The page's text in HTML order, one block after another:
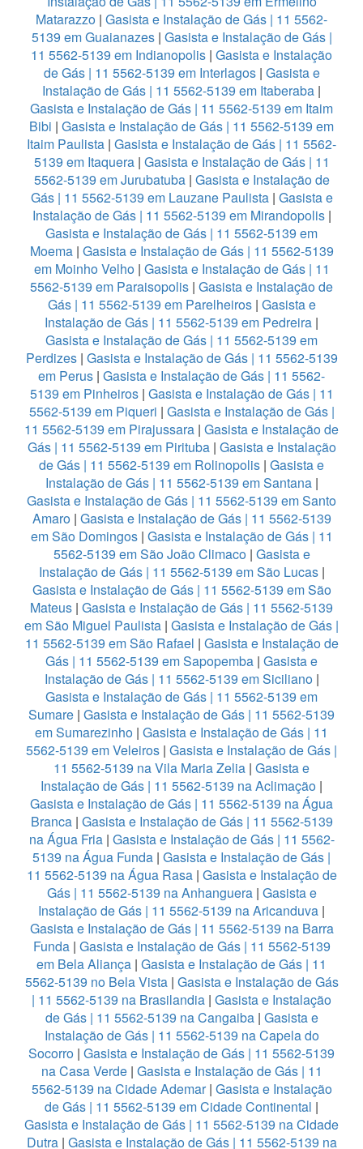
Matarazzo | Gasista e Instalação de Gás | 11 5562-
5139 em Guaianazes| Gasista e Instalação de Gás |
11 5562-5139 em Indianopolis | Gasista e Instalação
de Gás | 11 5562-5139 em Interlagos| Gasista e
Instalação de Gás | 11 5562-5139 em Itaberaba |
Gasista e Instalação de Gás | 11 5562-5139 em Itaim
Bibi | Gasista e Instalação de Gás | 11 5562-5139 em
Itaim Paulista | Gasista e Instalação de Gás | 11 5562-
5139 em Itaquera| Gasista e Instalação de Gás | 11
5562-5139 em Jurubatuba| Gasista e Instalação de
Gás | 11 5562-5139 em Lauzane Paulista | Gasista e
Instalação de Gás | 11 5562-5139 em Mirandopolis|
Gasista e Instalação de Gás | 11 5562-5139 em
Moema| Gasista e Instalação de Gás | 11 5562-5139
em Moinho Velho | Gasista e Instalação de Gás | 11
5562-5139 em Paraisopolis | Gasista e Instalação de
Gás | 11 5562-5139 em Parelheiros| Gasista e
Instalação de Gás | 11 5562-5139 em Pedreira |
Gasista e Instalação de Gás | 11 5562-5139 em
Perdizes| Gasista e Instalação de Gás | 11 5562-5139
em Perus | Gasista e Instalação de Gás | 11 5562-
5139 em Pinheiros| Gasista e Instalação de Gás | 11
5562-5139 em Piqueri | Gasista e Instalação de Gás |
11 5562-5139 em Pirajussara | Gasista e Instalação de
Gás | 11 5562-5139 em Pirituba| Gasista e Instalação
de Gás | 11 5562-5139 em Rolinopolis | Gasista e
Instalação de Gás | 11 5562-5139 em Santana|
Gasista e Instalação de Gás | 11 5562-5139 em Santo
Amaro| Gasista e Instalação de Gás | 11 5562-5139
em São Domingos| Gasista e Instalação de Gás | 11
5562-5139 em São João Climaco| Gasista e
Instalação de Gás | 11 5562-5139 em São Lucas|
Gasista e Instalação de Gás | 11 5562-5139 em São
Mateus | Gasista e Instalação de Gás | 11 5562-5139
em São Miguel Paulista | Gasista e Instalação de Gás |
11 5562-5139 em São Rafael | Gasista e Instalação de
Gás | 11 5562-5139 em Sapopemba | Gasista e
Instalação de Gás | 11 5562-5139 em Siciliano|
Gasista e Instalação de Gás | 11 5562-5139 em
Sumare | Gasista e Instalação de Gás | 11 5562-5139
em Sumarezinho | Gasista e Instalação de Gás | 11
5562-5139 em Veleiros | Gasista e Instalação de Gás |
11 5562-5139 na Vila Maria Zelia | Gasista e
Instalação de Gás | 11 5562-5139 na Aclimação |
Gasista e Instalação de Gás | 11 5562-5139 na Água
Branca| Gasista e Instalação de Gás | 11 5562-5139
na Água Fria| Gasista e Instalação de Gás | 11 5562-
5139 na Água Funda | Gasista e Instalação de Gás |
11 5562-5139 na Água Rasa | Gasista e Instalação de
Gás | 11 5562-5139 na Anhanguera| Gasista e
Instalação de Gás | 11 5562-5139 na Aricanduva |
Gasista e Instalação de Gás | 11 5562-5139 na Barra
Funda | Gasista e Instalação de Gás | 11 5562-5139
em Bela Aliança | Gasista e Instalação de Gás | 11
5562-5139 no Bela Vista| Gasista e Instalação de Gás
| 11 5562-5139 na Brasilandia | Gasista e Instalação
de Gás | 11 5562-5139 na Cangaiba| Gasista e
Instalação de Gás | 11 5562-5139 na Capela do
Socorro | Gasista e Instalação de Gás | 11 5562-5139
na Casa Verde| Gasista e Instalação de Gás | 11
5562-5139 na Cidade Ademar| Gasista e Instalação
de Gás | 11 5562-5139 em Cidade Continental |
Gasista e Instalação de Gás | 11 5562-5139 na Cidade
Dutra | Gasista e Instalação de Gás | 11 5562-5139 na